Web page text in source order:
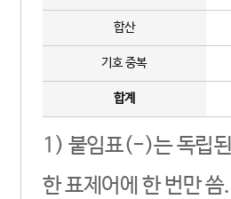
합산
기호 중복
합계
1) 붙임표(-)는 독립된
한 표제어에 한 번만